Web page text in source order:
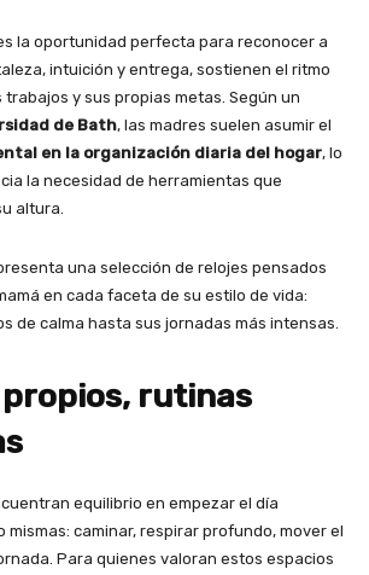
la oportunidad perfecta para reconocer a
intuición y entrega, sostienen el ritmo
trabajos y sus propias metas. Según un
de Bath, las madres suelen asumir el
en la organización diaria del hogar, lo
la necesidad de herramientas que
altura.
una selección de relojes pensados
en cada faceta de su estilo de vida:
de calma hasta sus jornadas más intensas.
propios, rutinas
equilibrio en empezar el día
caminar, respirar profundo, mover el
Para quienes valoran estos espacios